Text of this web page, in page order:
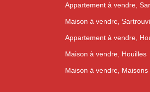
Appartement à vendre,
Maison à vendre,
Appartement à vendre,
Maison à vendre, Houilles
Maison à vendre, Maisons